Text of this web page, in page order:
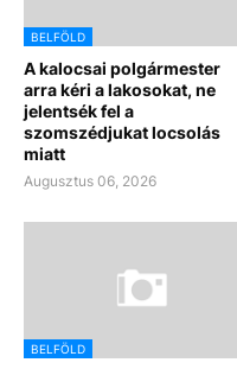
BELFÖLD
A kalocsai polgármester
arra kéri a lakosokat, ne
jelentsék fel a
szomszédjukat locsolás
miatt
Augusztus 06, 2026
BELFÖLD